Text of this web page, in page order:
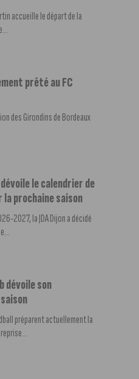
accueille le départ de la
prêté au FC
des Girondins de Bordeaux
le calendrier de
prochaine saison
2027, la JDA Dijon a décidé
dévoile son
préparent actuellement la